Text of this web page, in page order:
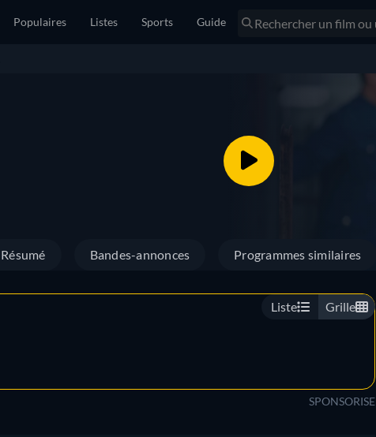
Populaires Listes Sports Guide
Résumé Bandes-annonces Programmes similaires
Liste Grille
SPONSORISE